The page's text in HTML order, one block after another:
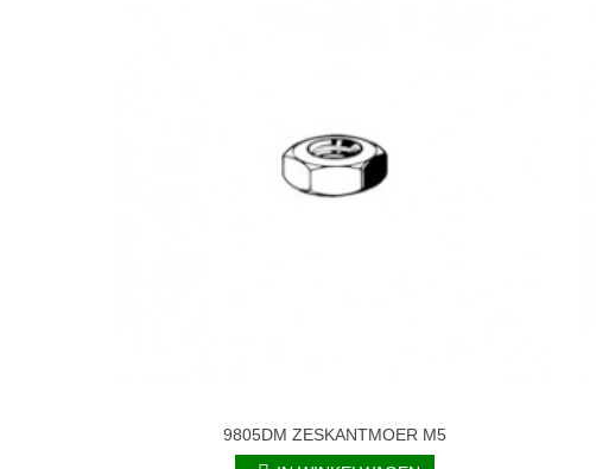
9805DM ZESKANTMOER M5